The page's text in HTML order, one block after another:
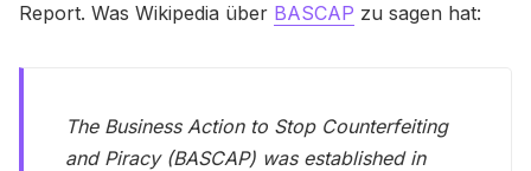
Report. Was Wikipedia über BASCAP zu sagen hat:
The Business Action to Stop Counterfeiting
and Piracy (BASCAP) was established in